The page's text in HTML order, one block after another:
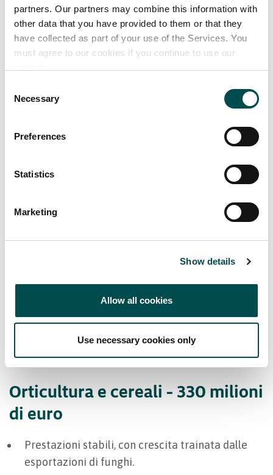
partners. Our partners may combine this information with
other data that you have provided to them or that they
have collected as part of your use of the Services. You
must agree to our cookies if you continue to use our
Selection
Necessary
Preferences
Statistics
Marketing
Show details
Allow all cookies
Use necessary cookies only
Prodotti alimentari trasformati –
3,6 miliardi di euro (+9%)
Crescita in bevande, cioccolato, succhi e
Le esportazioni verso il Regno Unito sono
della categoria, rappresentando
circa il 45% del
(≈ 930 milioni di euro).
Crescita sostenuta dall’espansione in Africa, Asia
Prodotti ittici – 635 milioni di
euro (+9%)
L’aumento dei volumi esportati ha compensato
il calo dei rendimenti per specie.
Orticultura e cereali – 330 milioni
di euro
Prestazioni stabili, con crescita trainata dalle
esportazioni di funghi.